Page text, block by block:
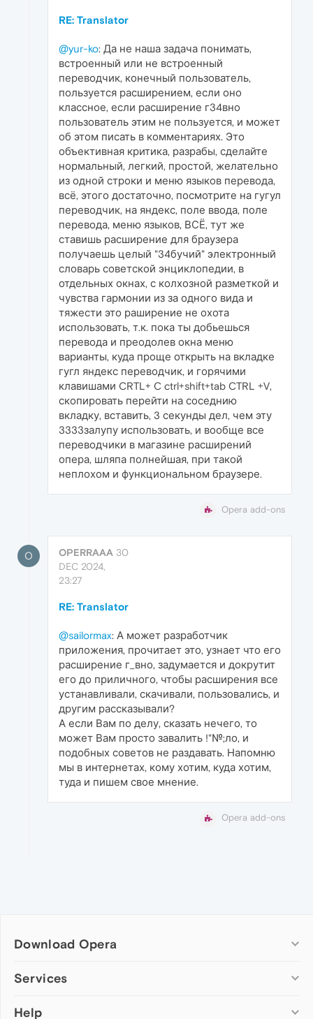
RE: Translator
@yur-ko: Да не наша задача понимать,
встроенный или не встроенный
переводчик, конечный пользователь,
пользуется расширением, если оно
классное, если расширение г34вно
пользователь этим не пользуется, и может
об этом писать в комментариях. Это
объективная критика, разрабы, сделайте
нормальный, легкий, простой, желательно
из одной строки и меню языков перевода,
всё, этого достаточно, посмотрите на гугул
переводчик, на яндекс, поле ввода, поле
перевода, меню языков, ВСЁ, тут же
ставишь расширение для браузера
получаешь целый "34бучий" электронный
словарь советской энциклопедии, в
отдельных окнах, с колхозной разметкой и
чувства гармонии из за одного вида и
тяжести это раширение не охота
использовать, т.к. пока ты добьешься
перевода и преодолев окна меню
варианты, куда проще открыть на вкладке
гугл яндекс переводчик, и горячими
клавишами CRTL+ C ctrl+shift+tab CTRL +V,
скопировать перейти на соседнию
вкладку, вставить, 3 секунды дел, чем эту
3333залупу использовать, и вообще все
переводчики в магазине расширений
опера, шляпа полнейшая, при такой
неплохом и функциональном браузере.
Opera add-ons
O OPERRAAA 30
DEC 2024,
23:27
RE: Translator
@sailormax: А может разработчик
приложения, прочитает это, узнает что его
расширение г_вно, задумается и докрутит
его до приличного, чтобы расширения все
устанавливали, скачивали, пользовались, и
другим рассказывали?
А если Вам по делу, сказать нечего, то
может Вам просто завалить !"№;ло, и
подобных советов не раздавать. Напомню
мы в интернетах, кому хотим, куда хотим,
туда и пишем свое мнение.
Opera add-ons
Download Opera
Computer browsers
Opera for Mac
Services
Add-ons
Help